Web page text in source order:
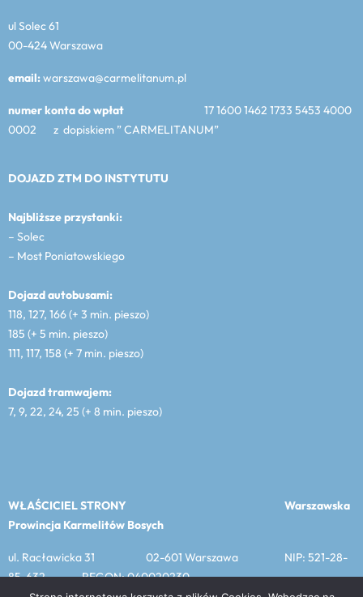
ul Solec 61
00-424 Warszawa
email:warszawa@carmelitanum.pl
numer konta do wpłat 17 1600 1462 1733 5453 4000
0002 z dopiskiem ” CARMELITANUM”
DOJAZD ZTM DO INSTYTUTU
Najbliższe przystanki:
– Solec
– Most Poniatowskiego
Dojazd autobusami:
118, 127, 166 (+ 3 min. pieszo)
185 (+ 5 min. pieszo)
111, 117, 158 (+ 7 min. pieszo)
Dojazd tramwajem:
7, 9, 22, 24, 25 (+ 8 min. pieszo)
WŁAŚCICIEL STRONY Warszawska
Prowincja Karmelitów Bosych
ul. Racławicka 31 02-601 Warszawa NIP: 521-28-
85-632 REGON: 040020230